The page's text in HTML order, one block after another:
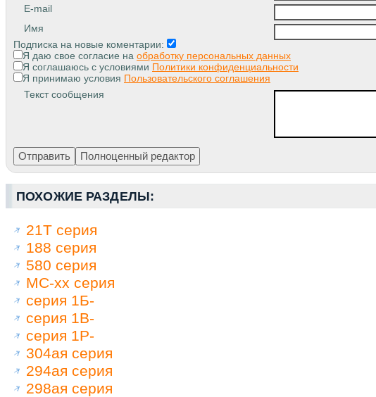
E-mail
Имя
Подписка на новые коментарии:
Я даю свое согласие на обработку персональных данных
Я соглашаюсь с условиями Политики конфиденциальности
Я принимаю условия Пользовательского соглашения
Текст сообщения
ПОХОЖИЕ РАЗДЕЛЫ:
21Т серия
188 серия
580 серия
МС-хх серия
серия 1Б-
серия 1В-
серия 1Р-
304ая серия
294ая серия
298ая серия